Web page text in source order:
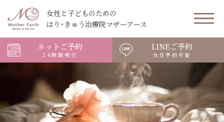
女性と子どものための
はり･きゅう治療院マザーアース
ネットご予約
24時間受付
LINEご予約
当日予約可能